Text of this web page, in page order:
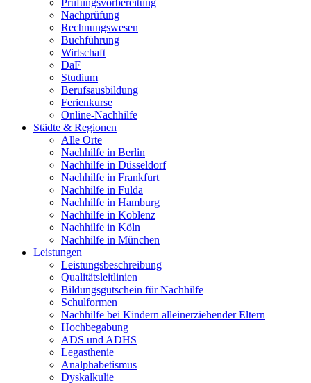
Nachprüfung
Rechnungswesen
Buchführung
Wirtschaft
DaF
Studium
Berufsausbildung
Ferienkurse
Online-Nachhilfe
Städte & Regionen
Alle Orte
Nachhilfe in Berlin
Nachhilfe in Düsseldorf
Nachhilfe in Frankfurt
Nachhilfe in Fulda
Nachhilfe in Hamburg
Nachhilfe in Koblenz
Nachhilfe in Köln
Nachhilfe in München
Leistungen
Leistungsbeschreibung
Qualitätsleitlinien
Bildungsgutschein für Nachhilfe
Schulformen
Nachhilfe bei Kindern alleinerziehender Eltern
Hochbegabung
ADS und ADHS
Legasthenie
Analphabetismus
Dyskalkulie